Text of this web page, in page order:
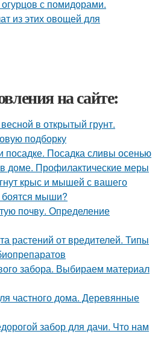
на сайте:
в открытый грунт.
подборку
посадке. Посадка сливы осенью
доме. Профилактические меры
крыс и мышей с вашего
боятся мыши?
почву. Определение
растений от вредителей. Типы
забора. Выбираем материал
частного дома. Деревянные
забор для дачи. Что нам